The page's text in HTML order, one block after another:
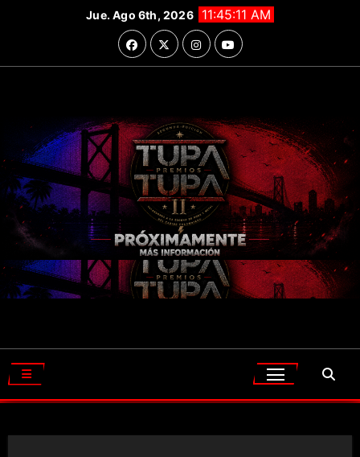
Jue. Ago 6th, 2026 11:45:13 AM